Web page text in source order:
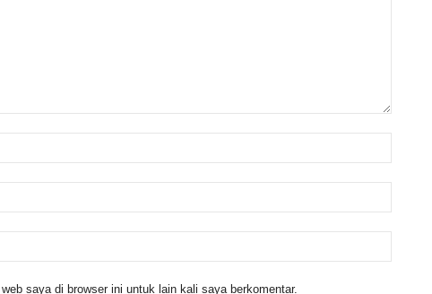
saya di browser ini untuk lain kali saya berkomentar.